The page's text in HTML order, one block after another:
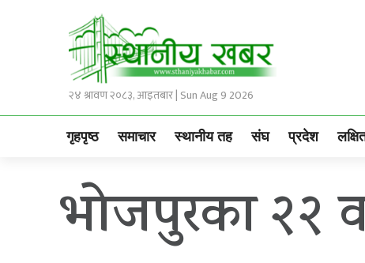
२४ श्रावण २०८३, आइतबार | Sun Aug 9 2026
गृहपृष्ठ समाचार स्थानीय तह संघ प्रदेश
भोजपुरका २२